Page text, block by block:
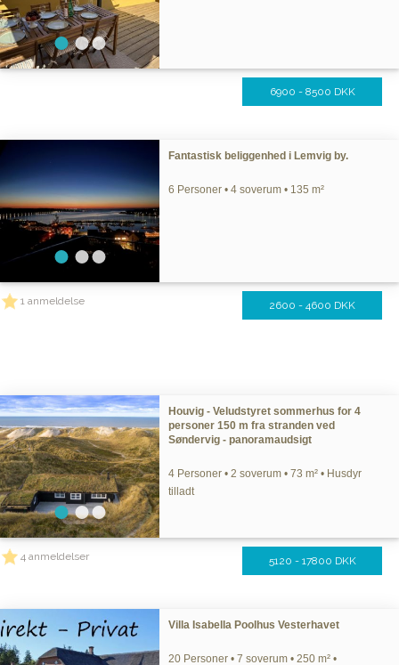
6900 - 8500 DKK
Fantastisk beliggenhed i Lemvig by.
6 Personer • 4 soverum • 135 m²
1 anmeldelse 2600 - 4600 DKK
Houvig - Veludstyret sommerhus for 4
personer 150 m fra stranden ved
Søndervig - panoramaudsigt
4 Personer • 2 soverum • 73 m² • Husdyr
tilladt
4 anmeldelser 5120 - 17800 DKK
Villa Isabella Poolhus Vesterhavet
20 Personer • 7 soverum • 250 m² •